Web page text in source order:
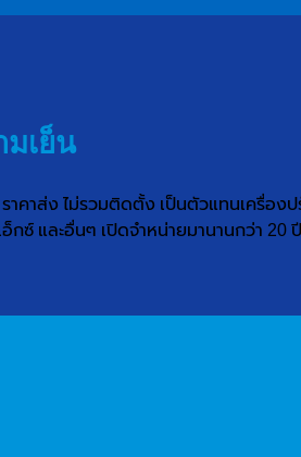
เย็น
าคาส่ง ไม่รวมติดตั้ง เป็นตัวแทนเครื่อ
กซ์ และอื่นๆ เปิดจำหน่ายมานานกว่า 20